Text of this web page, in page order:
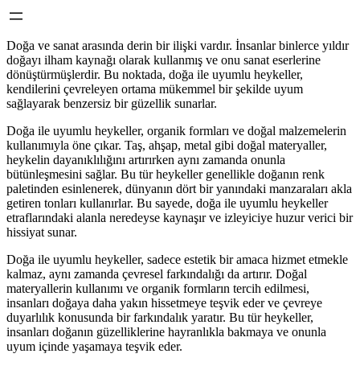
Doğa ve sanat arasında derin bir ilişki vardır. İnsanlar binlerce yıldır
doğayı ilham kaynağı olarak kullanmış ve onu sanat eserlerine
dönüştürmüşlerdir. Bu noktada, doğa ile uyumlu heykeller,
kendilerini çevreleyen ortama mükemmel bir şekilde uyum
sağlayarak benzersiz bir güzellik sunarlar.
Doğa ile uyumlu heykeller, organik formları ve doğal malzemelerin
kullanımıyla öne çıkar. Taş, ahşap, metal gibi doğal materyaller,
heykelin dayanıklılığını artırırken aynı zamanda onunla
bütünleşmesini sağlar. Bu tür heykeller genellikle doğanın renk
paletinden esinlenerek, dünyanın dört bir yanındaki manzaraları akla
getiren tonları kullanırlar. Bu sayede, doğa ile uyumlu heykeller
etraflarındaki alanla neredeyse kaynaşır ve izleyiciye huzur verici bir
hissiyat sunar.
Doğa ile uyumlu heykeller, sadece estetik bir amaca hizmet etmekle
kalmaz, aynı zamanda çevresel farkındalığı da artırır. Doğal
materyallerin kullanımı ve organik formların tercih edilmesi,
insanları doğaya daha yakın hissetmeye teşvik eder ve çevreye
duyarlılık konusunda bir farkındalık yaratır. Bu tür heykeller,
insanları doğanın güzelliklerine hayranlıkla bakmaya ve onunla
uyum içinde yaşamaya teşvik eder.